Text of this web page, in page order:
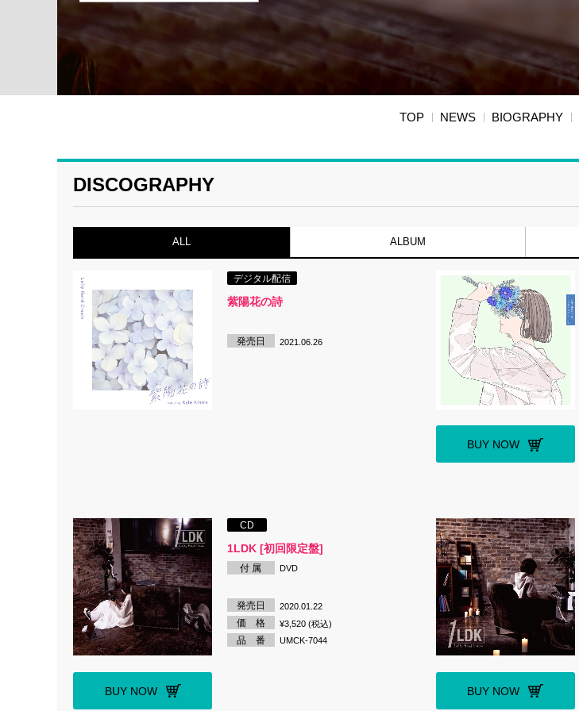
TOP NEWS BIOGRAPHY
DISCOGRAPHY
ALL ALBUM
デジタル配信
紫陽花の詩
発売日 2021.06.26
BUY NOW
BUY NOW
CD
1LDK [初回限定盤]
付 属 DVD
発売日 2020.01.22
価 格 ¥3,520 (税込)
品 番 UMCK-7044
BUY NOW